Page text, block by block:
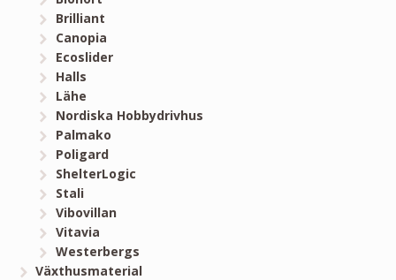
Brilliant
Canopia
Ecoslider
Halls
Lähe
Nordiska Hobbydrivhus
Palmako
Poligard
ShelterLogic
Stali
Vibovillan
Vitavia
Westerbergs
Växthusmaterial